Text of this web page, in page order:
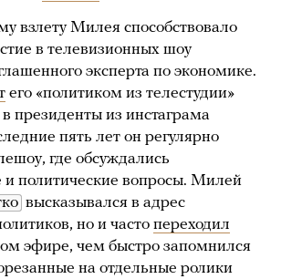
взлету Милея способствовало
в телевизионных шоу
эксперта по экономике.
его «политиком из телестудии»
президенты из инстаграма
пять лет он регулярно
где обсуждались
и политические вопросы. Милей
высказывался в адрес
но и часто переходил
эфире, чем быстро запомнился
на отдельные ролики